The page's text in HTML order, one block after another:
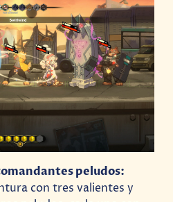
peludos:
con tres valientes y